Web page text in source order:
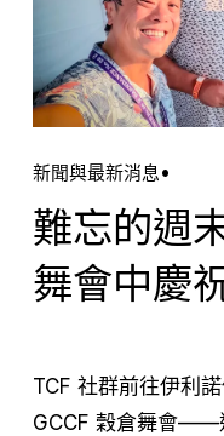
新聞與最新消息
難忘的週
舞會中慶
TCF 社群前往伊利
GCCF 穀倉舞會——